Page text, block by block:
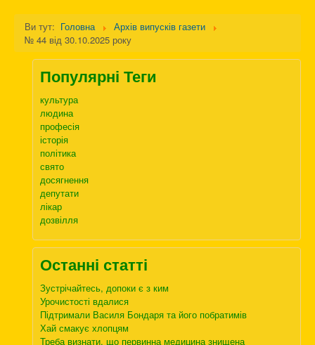
Ви тут: Головна
Архів випусків газети
№ 44 від 30.10.2025 року
Популярні Теги
культура
людина
професія
історія
політика
свято
досягнення
депутати
лікар
дозвілля
Останні статті
Зустрічайтесь, допоки є з ким
Урочистості вдалися
Підтримали Василя Бондаря та його побратимів
Хай смакує хлопцям
Треба визнати, що первинна медицина знищена